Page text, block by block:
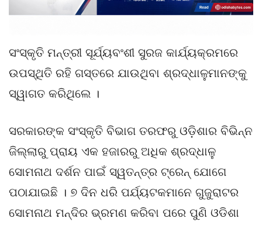
ସଂସ୍କୃତି ମନ୍ତ୍ରୀ ସୂର୍ଯ୍ୟବଂଶୀ ସୁରଜ କାର୍ଯ୍ୟକ୍ରମରେ
ଉପସ୍ଥିତି ରହି ଗସ୍ତରେ ଯାଉଥିବା ଶ୍ରଦ୍ଧାଳୁମାନଙ୍କୁ
ସ୍ୱାଗତ କରିଥିଲେ ।
ସରକାରଙ୍କ ସଂସ୍କୃତି ବିଭାଗ ତରଫରୁ ଓଡ଼ିଶାର ବିଭିନ୍ନ
ଜିଲ୍ଲାରୁ ପ୍ରାୟ ଏକ ହଜାରରୁ ଅଧିକ ଶ୍ରଦ୍ଧାଳୁ
ସୋମନାଥ ଦର୍ଶନ ପାଇଁ ସ୍ୱତନ୍ତ୍ର ଟ୍ରେନ୍‌ ଯୋଗେ
ପଠାଯାଇଛି । ୭ ଦିନ ଧରି ପର୍ଯ୍ୟଟକମାନେ ଗୁଜୁରାଟର
ସୋମନାଥ ମନ୍ଦିର ଭ୍ରମଣ କରିବା ପରେ ପୁଣି ଓଡିଶା